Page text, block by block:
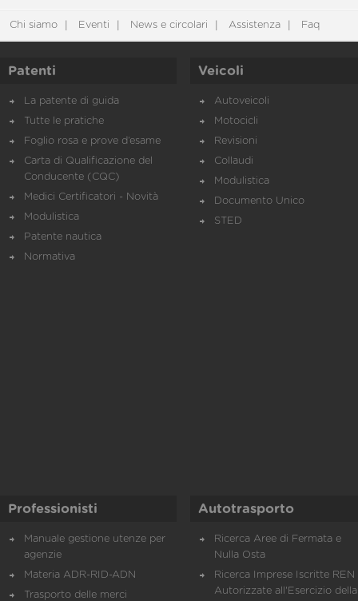
Chi siamo Eventi News e circolari Assistenza Faq
Patenti
La patente di guida
Tutte le pratiche
Foglio rosa e prove d’esame
Carta di Qualificazione del
Conducente (CQC)
Medici Certificatori - Novità
Modulistica
Patente nautica
Normativa
Veicoli
Autoveicoli
Motocicli
Revisioni
Collaudi
Modulistica
Documento Unico
STED
Professionisti
Manuale gestione utenze per
agenzie
Materia ADR-RID-ADN
Trasporto delle merci
Autotrasporto
Ricerca Aree di Fermata e
Nulla Osta
Ricerca Imprese Iscritte REN
Autorizzate all'Esercizio della